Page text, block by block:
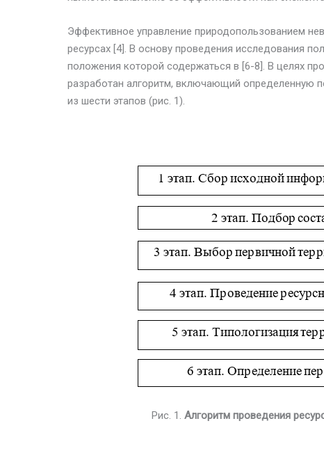
Эффективное управление природопользованием
ресурсах [4]. В основу проведения исследования
положения которой содержаться в [6-8]. В целях
разработан алгоритм, включающий определенную
из шести этапов (рис. 1).
Рис. 1.Алгоритм проведения